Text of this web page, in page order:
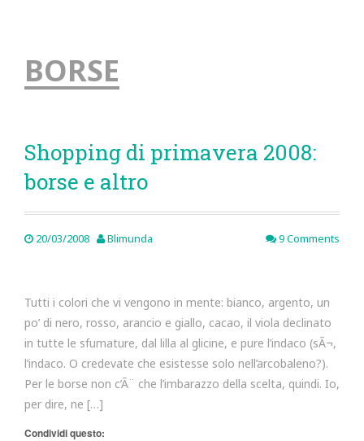
BORSE
Shopping di primavera 2008:
borse e altro
20/03/2008 Blimunda 9 Comments
Tutti i colori che vi vengono in mente: bianco, argento, un
po’ di nero, rosso, arancio e giallo, cacao, il viola declinato
in tutte le sfumature, dal lilla al glicine, e pure l’indaco (sÃ¬,
l’indaco. O credevate che esistesse solo nell’arcobaleno?).
Per le borse non c’Ã¨ che l’imbarazzo della scelta, quindi. Io,
per dire, ne […]
Condividi questo: